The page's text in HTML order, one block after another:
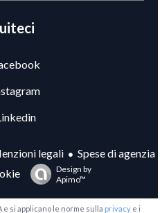
legali
Spese di agenzia
Design by
Apimo™
e si applicano le norme sulla privacy e i